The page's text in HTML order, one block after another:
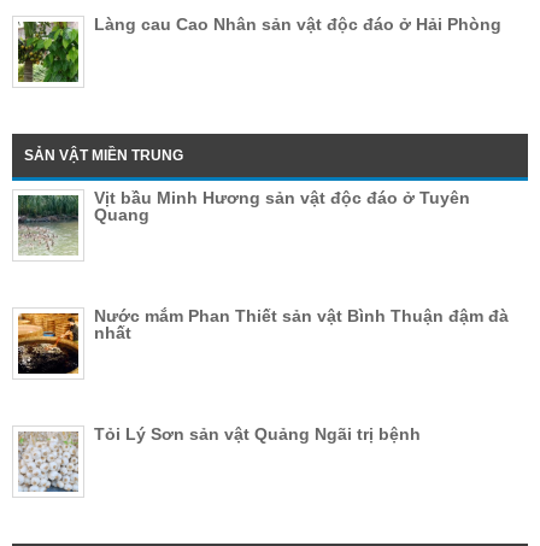
Làng cau Cao Nhân sản vật độc đáo ở Hải Phòng
SẢN VẬT MIỀN TRUNG
Vịt bầu Minh Hương sản vật độc đáo ở Tuyên
Quang
Nước mắm Phan Thiết sản vật Bình Thuận đậm đà
nhất
Tỏi Lý Sơn sản vật Quảng Ngãi trị bệnh